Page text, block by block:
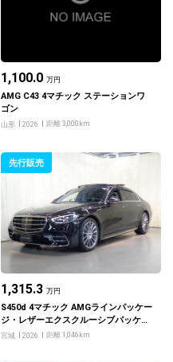
1,100.0 万円
AMG C43 4マチック ステーションワ
ゴン
山形 2026 距離 3,000km
先行販売
1,315.3 万円
S450d 4マチック AMGラインパッケー
ジ・レザーエクスクルーシブパッケー
ジ・ベーシックパッケージ・ドライバ
宮城 2026 距離 1,046km